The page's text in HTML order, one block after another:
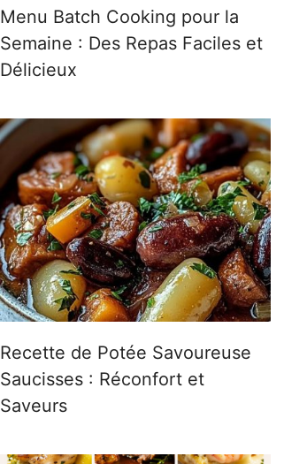
Menu Batch Cooking pour la
Semaine : Des Repas Faciles et
Délicieux
Recette de Potée Savoureuse
Saucisses : Réconfort et
Saveurs